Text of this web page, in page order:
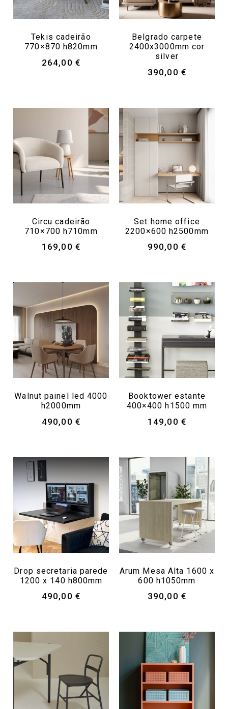
Tekis cadeirão
770×870 h820mm
264,00 €
Belgrado carpete
2400x3000mm cor
silver
390,00 €
Circu cadeirão
710×700 h710mm
169,00 €
Set home office
2200×600 h2500mm
990,00 €
Walnut painel led 4000
h2000mm
490,00 €
Booktower estante
400×400 h1500 mm
149,00 €
Drop secretaria parede
1200 x 140 h800mm
490,00 €
Arum Mesa Alta 1600 x
600 h1050mm
390,00 €